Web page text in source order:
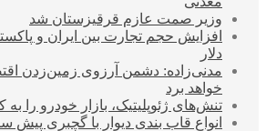
وزیر صمت عازم قرقیزستان شد
دلار
مدنی‌زاده: دشمن آرزوی زمین‌زدن
خواهد برد
تنش‌های ژئوپلیتیک، بازار خودرو را
انواع قاب بندی دیوار با گچبری پیش